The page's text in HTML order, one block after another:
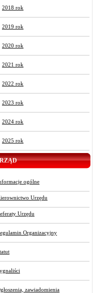
2018 rok
2019 rok
2020 rok
2021 rok
2022 rok
2023 rok
2024 rok
2025 rok
ogólne
Urzędu
Urzędu
Organizacyjny
zawiadomienia